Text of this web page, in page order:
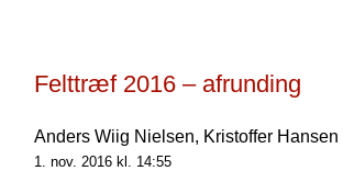
Felttræf 2016 – afrunding
Anders Wiig Nielsen, Kristoffer Hansen
1. nov. 2016 kl. 14:55